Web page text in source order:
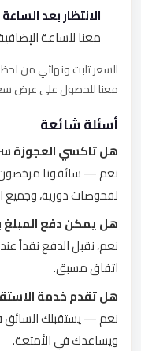
الانتظار بعد الساعة
معنا للساعة الإضافية.
السعر ثابت ونهائي من
معنا للحصول على عرض
أسئلة شائعة
هل تاكسي العجوزة
نعم — سائقونا مرخصون
لفحوصات دورية، وجميع
هل يمكن دفع المبلغ
نعم، نقبل الدفع نقداً
اتفاق مسبق.
هل تقدم خدمة
نعم — يستقبلك السائق
ويساعدك في الأمتعة.